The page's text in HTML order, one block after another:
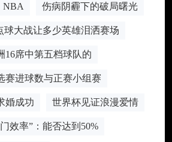
NBA 伤病阴霾下的破局曙光
球大战让多少英雄泪洒赛场
16席中第五档球队的
赛进球数与正赛小组赛
婚成功 世界杯见证浪漫爱情
效率”：能否达到50%